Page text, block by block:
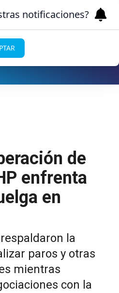
de
enfrenta
en
la
paros y otras
mientras
con la
notificaciones?